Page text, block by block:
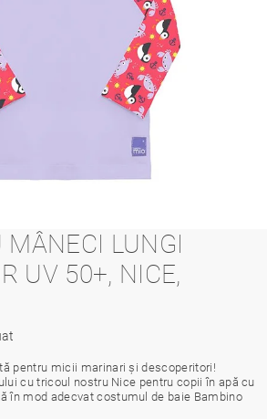
MÂNECI LUNGI
UV 50+, NICE,
pentru micii marinari și descoperitori!
cu tricoul nostru Nice pentru copii în apă cu
în mod adecvat costumul de baie Bambino